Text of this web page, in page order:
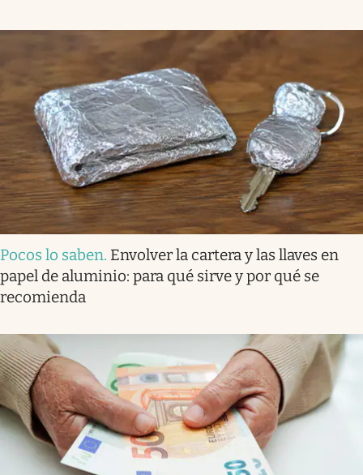
Pocos lo saben. Envolver la cartera y las llaves en
papel de aluminio: para qué sirve y por qué se
recomienda